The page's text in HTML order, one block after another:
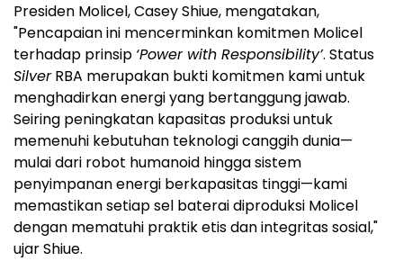
Presiden Molicel, Casey Shiue, mengatakan,
"Pencapaian ini mencerminkan komitmen Molicel
terhadap prinsip ‘Power with Responsibility’. Status
SilverRBA merupakan bukti komitmen kami untuk
menghadirkan energi yang bertanggung jawab.
Seiring peningkatan kapasitas produksi untuk
memenuhi kebutuhan teknologi canggih dunia—
mulai dari robot humanoid hingga sistem
penyimpanan energi berkapasitas tinggi—kami
memastikan setiap sel baterai diproduksi Molicel
dengan mematuhi praktik etis dan integritas sosial,"
ujar Shiue.